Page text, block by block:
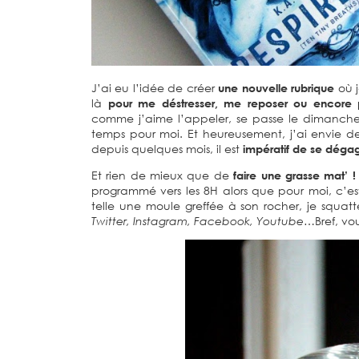
J’ai eu l’idée de créer une nouvelle rubrique où
là pour me déstresser, me reposer ou
comme j’aime l’appeler, se passe le
temps pour moi. Et heureusement, j’ai envie
depuis quelques mois, il est impératif de se
Et rien de mieux que defaire une grasse mat’ !
programmé vers les 8H alors que pour moi,
telle une moule greffée à son rocher, je
Twitter, Instagram, Facebook, Youtube…Bref,